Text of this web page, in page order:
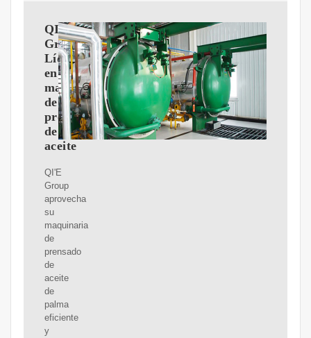
QI'E
Group:
Líder
en
maquinaria
de
prensado
de
aceite
QI'E
Group
aprovecha
su
maquinaria
de
prensado
de
aceite
de
palma
eficiente
y